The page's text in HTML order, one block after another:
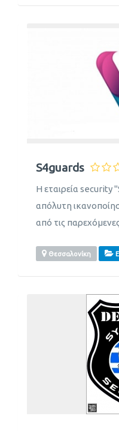
S4guards
Η εταιρεία security
απόλυτη
από τις
Θεσσαλονίκη